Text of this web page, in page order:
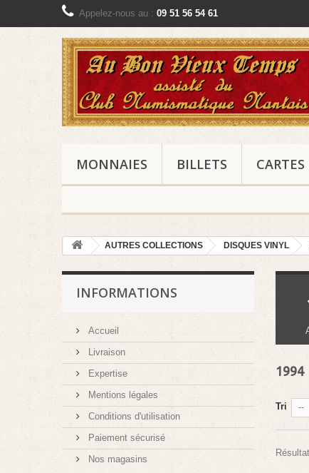
Appelez-nous au : 09 51 56 54 61
MONNAIES BILLETS
AUTRES COLLECTIONS DISQUES VINYL
INFORMATIONS
Accueil
Livraison
Expertise
Mentions légales
Conditions d'utilisation
Paiement sécurisé
Nos magasins
1994
Tri --